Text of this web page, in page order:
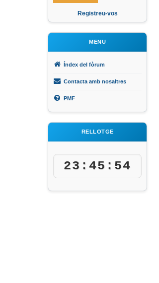
Registreu-vos
MENU
Índex del fòrum
Contacta amb nosaltres
PMF
RELLOTGE
23:45:54